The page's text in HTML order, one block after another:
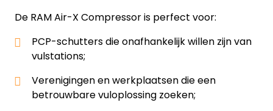
De RAM Air-X Compressor is perfect voor:
PCP-schutters die onafhankelijk willen zijn van
vulstations;
Verenigingen en werkplaatsen die een
betrouwbare vuloplossing zoeken;